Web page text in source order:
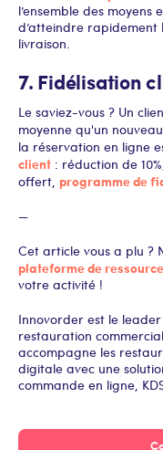
l’ensemble des
d’atteindre
livraison.
7. Fidélisation
Le saviez-vous ? Un
moyenne qu'un
la réservation en ligne
client : réduction de
offert, programme de
—
Cet article vous a plu ?
plateforme de
votre activité !
Innovorder est le
restauration
accompagne les
digitale avec une
commande en ligne,